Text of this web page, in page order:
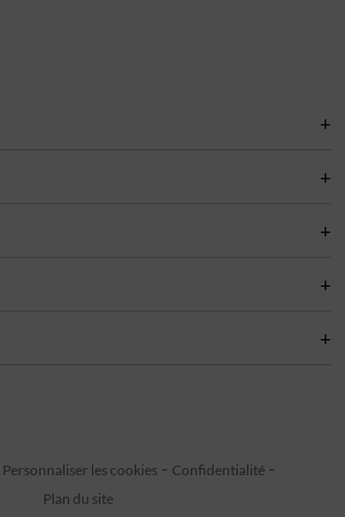
Personnaliser les cookies
Confidentialité
Plan du site